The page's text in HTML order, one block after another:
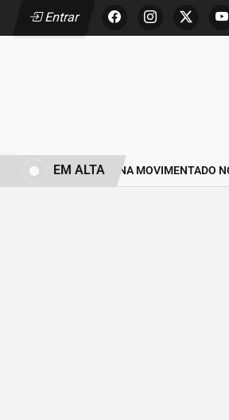
Entrar
FIM DE SEMANA MOVIMENTADO
EM ALTA